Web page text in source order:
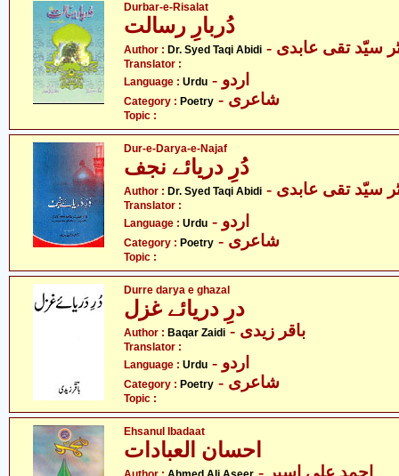
Durbar-e-Risalat
دُربارِ رسالت
Author : Dr. Syed Taqi Abidi سیّد تقی عابدی
Translator :
Language : Urdu - اردو
Category : Poetry - شاعری
Topic :
Dur-e-Darya-e-Najaf
دُرِ دریائے نجف
Author : Dr. Syed Taqi Abidi سیّد تقی عابدی
Translator :
Language : Urdu - اردو
Category : Poetry - شاعری
Topic :
Durre darya e ghazal
درِ دریائے غزل
Author : Baqar Zaidi - باقر زیدی
Translator :
Language : Urdu - اردو
Category : Poetry - شاعری
Topic :
Ehsanul Ibadaat